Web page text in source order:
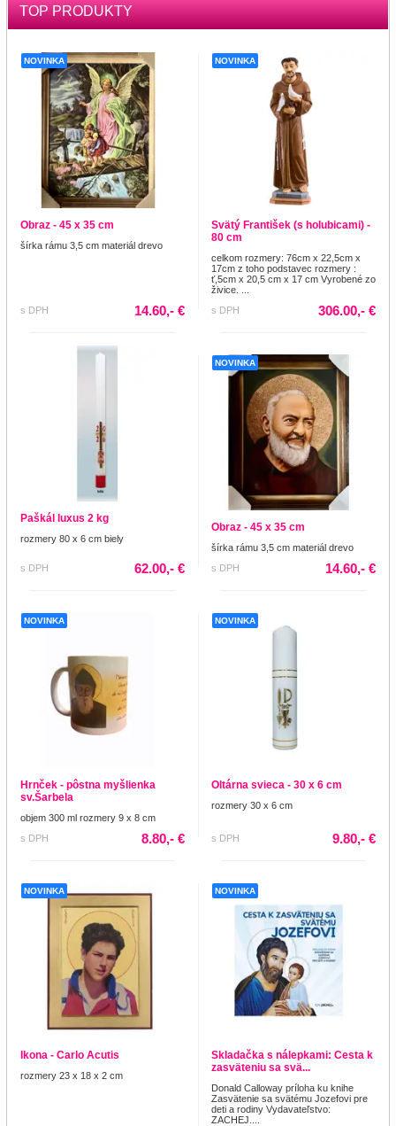
TOP PRODUKTY
NOVINKA
Obraz - 45 x 35 cm
šírka rámu 3,5 cm materiál drevo
s DPH 14.60,- €
NOVINKA
Svätý František (s holubicami) -
80 cm
celkom rozmery: 76cm x 22,5cm x
17cm z toho podstavec rozmery :
ť,5cm x 20,5 cm x 17 cm Vyrobené zo
živice. ...
s DPH
306.00,- €
Paškál luxus 2 kg
rozmery 80 x 6 cm biely
s DPH 62.00,- €
NOVINKA
Obraz - 45 x 35 cm
šírka rámu 3,5 cm materiál drevo
s DPH
14.60,- €
NOVINKA
Hrnček - pôstna myšlienka
sv.Šarbela
objem 300 ml rozmery 9 x 8 cm
s DPH
8.80,- €
NOVINKA
Oltárna svieca - 30 x 6 cm
rozmery 30 x 6 cm
s DPH 9.80,- €
NOVINKA
Ikona - Carlo Acutis
rozmery 23 x 18 x 2 cm
NOVINKA
Skladačka s nálepkami: Cesta k
zasväteniu sa svä...
Donald Calloway príloha ku knihe
Zasvätenie sa svätému Jozefovi pre
deti a rodiny Vydavateľstvo:
ZACHEJ....